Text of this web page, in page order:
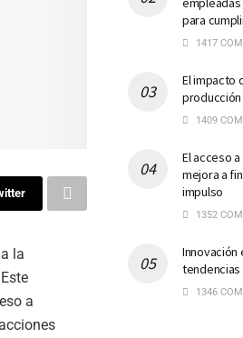
la
a
para
1417
El impacto
1409
El acceso
mejora a
impulso
1352
Innovación
1346